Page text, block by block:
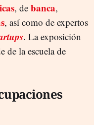
, de banca,
, así como de expertos
. La exposición
de la escuela de